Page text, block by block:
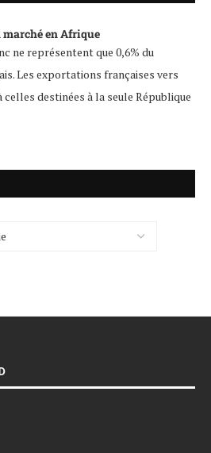
marché en Afrique
ne représentent que 0,6% du
Les exportations françaises vers
destinées à la seule République